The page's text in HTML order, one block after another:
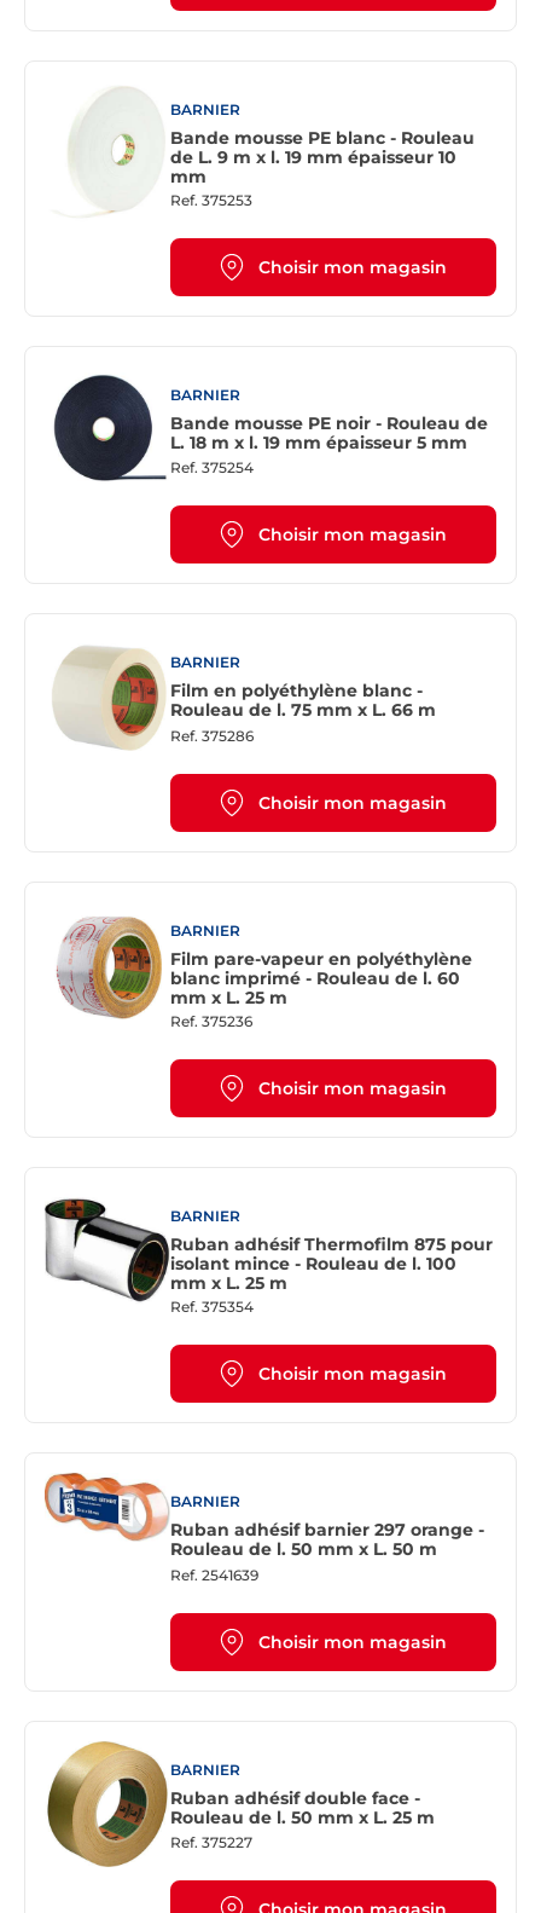
BARNIER
Bande mousse PE blanc - Rouleau
de L. 9 m x l. 19 mm épaisseur 10
mm
Ref. 375253
Choisir mon magasin
BARNIER
Bande mousse PE noir - Rouleau de
L. 18 m x l. 19 mm épaisseur 5 mm
Ref. 375254
Choisir mon magasin
BARNIER
Film en polyéthylène blanc -
Rouleau de l. 75 mm x L. 66 m
Ref. 375286
Choisir mon magasin
BARNIER
Film pare-vapeur en polyéthylène
blanc imprimé - Rouleau de l. 60
mm x L. 25 m
Ref. 375236
Choisir mon magasin
BARNIER
Ruban adhésif Thermofilm 875 pour
isolant mince - Rouleau de l. 100
mm x L. 25 m
Ref. 375354
Choisir mon magasin
BARNIER
Ruban adhésif barnier 297 orange -
Rouleau de l. 50 mm x L. 50 m
Ref. 2541639
Choisir mon magasin
BARNIER
Ruban adhésif double face -
Rouleau de l. 50 mm x L. 25 m
Ref. 375227